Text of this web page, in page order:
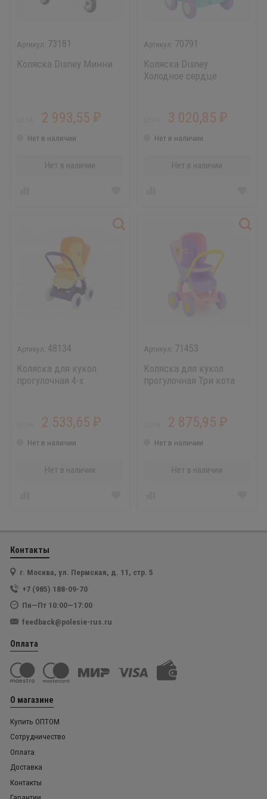
73181
Коляска Disney Минни
2 993,55 ₽
Нет в наличии
Нет в наличии
70791
Коляска Disney
Холодное сердце
3 020,85₽
Нет в наличии
Нет в наличии
48134
Коляска для кукол
прогулочная 4-х
арт. 952372 533,65 ₽
Нет в наличии
Нет в наличии
71453
Коляска для кукол
прогулочная Три кота
2 875,95₽
Нет в наличии
Нет в наличии
Контакты
г. Москва, ул. Пермская, д. 11, стр. 5
+7 (985) 188-09-70
Пн—Пт 10:00—17:00
feedback@polesie-rus.ru
Оплата
О магазине
Купить ОПТОМ
Сотрудничество
Оплата
Доставка
Контакты